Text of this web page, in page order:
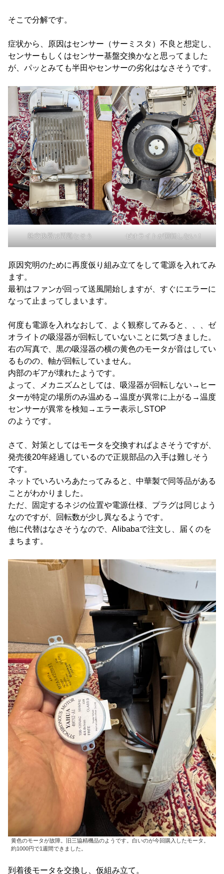
そこで分解です。
症状から、原因はセンサー（サーミスタ）不良と想定し、
センサーもしくはセンサー基盤交換かなと思ってました
が、パッとみても半田やセンサーの劣化はなさそうです。
熱交換器は問題なそう ゼオライトが回転しない！
原因究明のために再度仮り組み立てをして電源を入れてみ
ます。
最初はファンが回って送風開始しますが、すぐにエラーに
なって止まってしまいます。
何度も電源を入れなおして、よく観察してみると、、、ゼ
オライトの吸湿器が回転していないことに気づきました。
右の写真で、黒の吸湿器の横の黄色のモータが音はしてい
るものの、軸が回転していません。
内部のギアが壊れたようです。
よって、メカニズムとしては、吸湿器が回転しない→ヒー
ターが特定の場所のみ温める→温度が異常に上がる→温度
センサーが異常を検知→エラー表示しSTOP
のようです。
さて、対策としてはモータを交換すればよさそうですが、
発売後20年経過しているので正規部品の入手は難しそう
です。
ネットでいろいろあたってみると、中華製で同等品がある
ことがわかりました。
ただ、固定するネジの位置や電源仕様、プラグは同じよう
なのですが、回転数が少し異なるようです。
他に代替はなさそうなので、Alibabaで注文し、届くのを
まちます。
黄色のモータが故障。旧三協精機品のようです。白いのが今回購入したモータ。
約1000円で1週間できました。
到着後モータを交換し、仮組み立て。